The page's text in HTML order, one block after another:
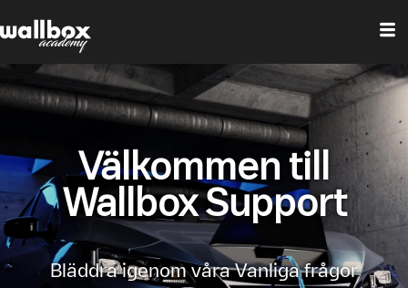
Välkommen till
Wallbox Support
Bläddra igenom våra Vanliga frågor